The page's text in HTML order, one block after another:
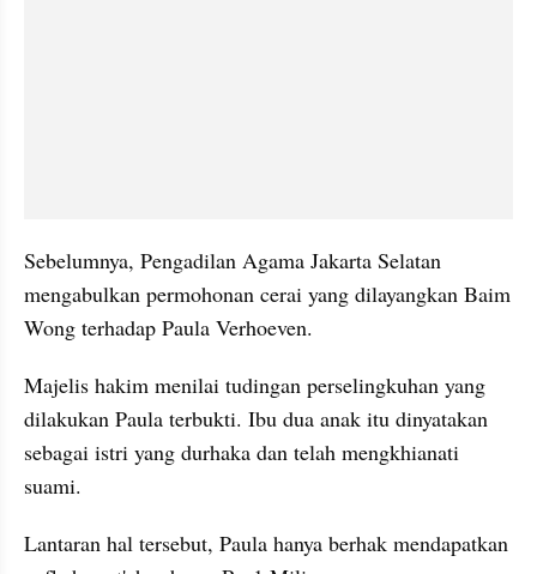
Sebelumnya, Pengadilan Agama Jakarta Selatan
mengabulkan permohonan cerai yang dilayangkan Baim
Wong terhadap Paula Verhoeven.
Majelis hakim menilai tudingan perselingkuhan yang
dilakukan Paula terbukti. Ibu dua anak itu dinyatakan
sebagai istri yang durhaka dan telah mengkhianati
suami.
Lantaran hal tersebut, Paula hanya berhak mendapatkan